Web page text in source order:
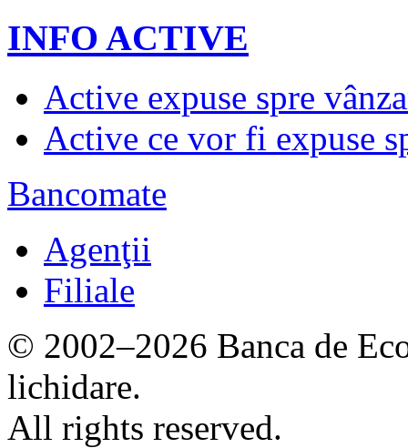
INFO ACTIVE
Active expuse spre
Active ce vor fi expuse
Bancomate
Agenţii
Filiale
© 2002–2026 Banca de
lichidare.
All rights reserved.